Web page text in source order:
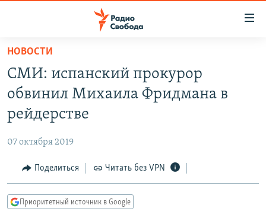
упрощенного
доступа
Вернуться
основному
Вернутся
Вернутся
ПОДКАСТЫ
АВТОРСКИЕ ПРОЕКТЫ
МНЕНИЯ
КУЛЬТУРА
КАВКАЗ.РЕАЛИИ
НОВОСТИ
СМИ: испанский прокурор
обвинил Михаила Фридмана в
рейдерстве
07 октября 2019
Поделиться Читать без VPN
Приоритетный источник в Google